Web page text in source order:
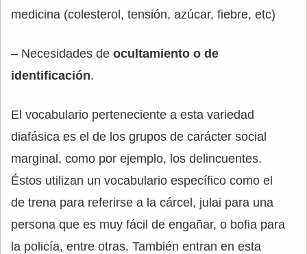
medicina (colesterol, tensión, azúcar, fiebre, etc)
– Necesidades de ocultamiento o de
identificación.
El vocabulario perteneciente a esta variedad
diafásica es el de los grupos de carácter social
marginal, como por ejemplo, los delincuentes.
Éstos utilizan un vocabulario específico como el
de trena para referirse a la cárcel, julai para una
persona que es muy fácil de engañar, o bofia para
la policía, entre otras. También entran en esta